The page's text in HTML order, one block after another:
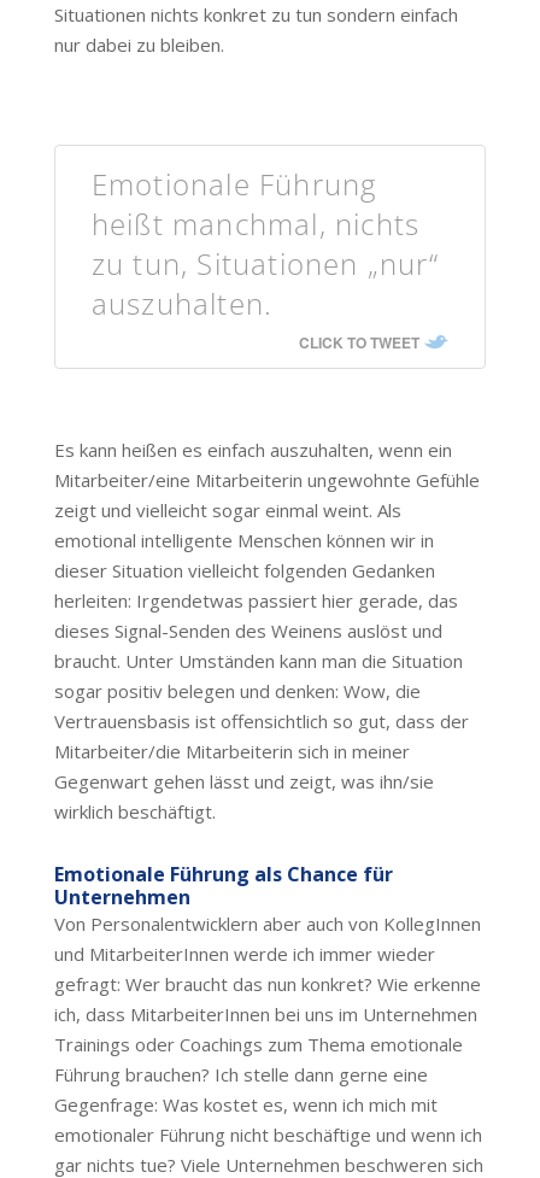
Situationen nichts konkret zu tun sondern einfach
nur dabei zu bleiben.
Emotionale Führung
heißt manchmal, nichts
zu tun, Situationen „nur“
auszuhalten.
CLICK TO TWEET
Es kann heißen es einfach auszuhalten, wenn ein
Mitarbeiter/eine Mitarbeiterin ungewohnte Gefühle
zeigt und vielleicht sogar einmal weint. Als
emotional intelligente Menschen können wir in
dieser Situation vielleicht folgenden Gedanken
herleiten: Irgendetwas passiert hier gerade, das
dieses Signal-Senden des Weinens auslöst und
braucht. Unter Umständen kann man die Situation
sogar positiv belegen und denken: Wow, die
Vertrauensbasis ist offensichtlich so gut, dass der
Mitarbeiter/die Mitarbeiterin sich in meiner
Gegenwart gehen lässt und zeigt, was ihn/sie
wirklich beschäftigt.
Emotionale Führung als Chance für
Unternehmen
Von Personalentwicklern aber auch von KollegInnen
und MitarbeiterInnen werde ich immer wieder
gefragt: Wer braucht das nun konkret? Wie erkenne
ich, dass MitarbeiterInnen bei uns im Unternehmen
Trainings oder Coachings zum Thema emotionale
Führung brauchen? Ich stelle dann gerne eine
Gegenfrage: Was kostet es, wenn ich mich mit
emotionaler Führung nicht beschäftige und wenn ich
gar nichts tue? Viele Unternehmen beschweren sich